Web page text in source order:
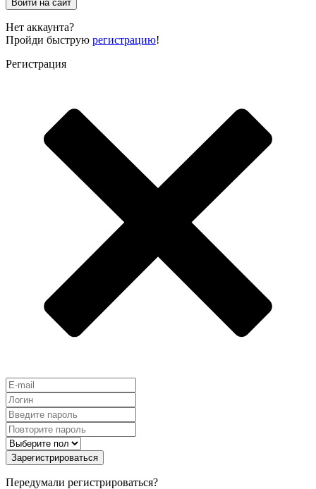
Войти на сайт
Нет аккаунта?
Пройди быструю регистрацию!
Регистрация
Зарегистрироваться
Передумали регистрироваться?